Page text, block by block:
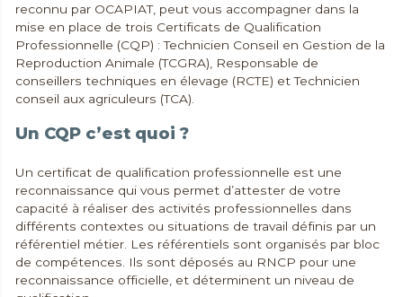
reconnu par OCAPIAT, peut vous accompagner dans la
mise en place de trois Certificats de Qualification
Professionnelle (CQP) : Technicien Conseil en Gestion de la
Reproduction Animale (TCGRA), Responsable de
conseillers techniques en élevage (RCTE) et Technicien
conseil aux agriculeurs (TCA).
Un CQP c’est quoi ?
Un certificat de qualification professionnelle est une
reconnaissance qui vous permet d’attester de votre
capacité à réaliser des activités professionnelles dans
différents contextes ou situations de travail définis par un
référentiel métier. Les référentiels sont organisés par bloc
de compétences. Ils sont déposés au RNCP pour une
reconnaissance officielle, et déterminent un niveau de